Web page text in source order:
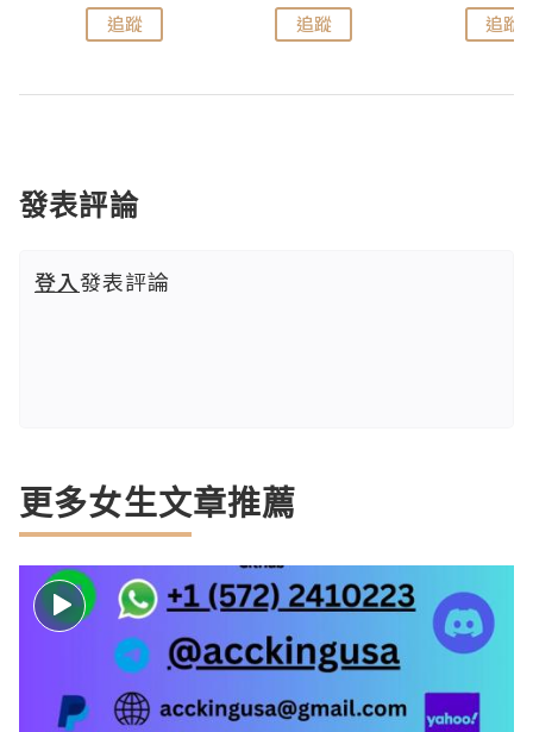
追蹤 追蹤 追蹤
發表評論
登入發表評論
更多女生文章推薦